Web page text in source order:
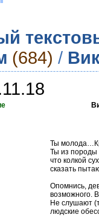
(684) /
Ты
Ты из породы
что колкой
сказать
Опомнись,
возможного.
Не слушают
людские